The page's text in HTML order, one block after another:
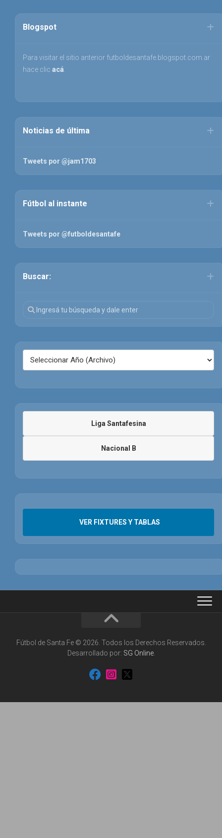
Blogspot
Para visitar el sitio anterior futboldesantafe.blogspot.com.ar
hace clic acá
Noticias de última
Tweets por @jam1703
Fútbol al instante
Tweets por @futboldesantafe
Buscar:
Liga Santafesina
Nacional B
VER FIXTURES Y TABLAS
Fútbol de Santa Fe © 2026. Todos los Derechos Reservados.
Desarrollado por: SG Online.